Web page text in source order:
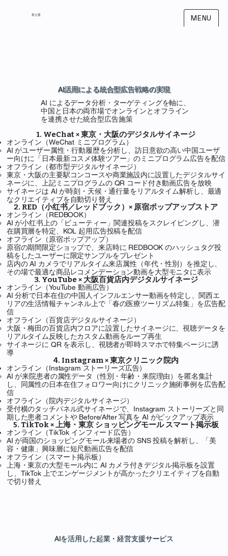
​富士星 MENU
AI活用による統合型広告戦略の実現
AI によるデータ分析・ターゲティングを軸に、
中国と日本の両市場でオンラインとオフライン
を連携させた統合型広告施策
1. WeChat × 東京・大阪のデジタルサイネージ
オンライン（WeChat ミニプログラム）
AI がユーザー属性・行動履歴を分析し、訪日意欲の高い中国ユーザ
ー向けに「日本最新コスメ体験ツアー」のミニプログラム広告を配信
オフライン（都市型デジタルサイネージ）
東京・大阪の主要駅コンコースや商業施設内に設置したデジタルサイ
ネージに、上記ミニプログラムの QR コード付き動画広告を放映
サイネージは AI が時刻・天候・通行量をリアルタイム解析し、最適
なクリエイティブを自動切り替え
2. RED（小红书／レッドブック）× 原宿ポップアップストア
オンライン（REDBOOK）
AI が小红书上の「ビューティー」関連投稿をスクレイピングし、潜
在購買層を特定、KOL 起用広告投稿を配信
オフライン（原宿ポップアップ）
原宿の期間限定ショップで、来店時に REDBOOK のハッシュタグ投
稿をしたユーザーに限定サンプルをプレゼント
店内の AI カメラでリアルタイム来店属性（年代・性別）を推定し、
その場で最適な商品レコメンデーション動画を大型モニタに表示
3. YouTube × 大阪百貨店内デジタルサイネージ
オンライン（YouTube 動画広告）
AI 分析で日本在住の中国人インフルエンサー動画を特定し、関西エ
リアの生活情報チャンネル上で「春の医療ツーリズム特集」を広告配
信
オフライン（百貨店デジタルサイネージ）
大阪・梅田の百貨店内フロアに設置したサイネージに、視聴データを
リアルタイム反映したカスタム動画をループ再生
サイネージに QR を表示し、視聴者が即時スマホで特集ページに誘
導
4. Instagram × 東京クリニック院内
オンライン（Instagram ストーリーズ広告）
AI が来院患者の属性データ（性別・年齢・来院理由）を匿名集計
し、同属性の日本在住フォロワー向けにクリニック施術事例を広告配
信
オフライン（院内デジタルサイネージ）
受付横のタッチパネル式サイネージで、Instagram ストーリーズと同
期した患者コメントや Before/After 写真を AI がピックアップ表示
5. TikTok × 上海・東京 ショッピングモール スマート掲示板
オンライン（TikTok インフィード広告）
AI が両国のショッピングモール来場者の SNS 投稿を解析し、「美
容・健康」興味層に短尺動画広告を配信
オフライン（スマート掲示板）
上海・東京の大型モール内に AI カメラ付きデジタル掲示板を設置
し、TikTok 上でエンゲージメントが高かったクリエイティブを自動
で切り替え
AIを活用した起業・経営支援サービス